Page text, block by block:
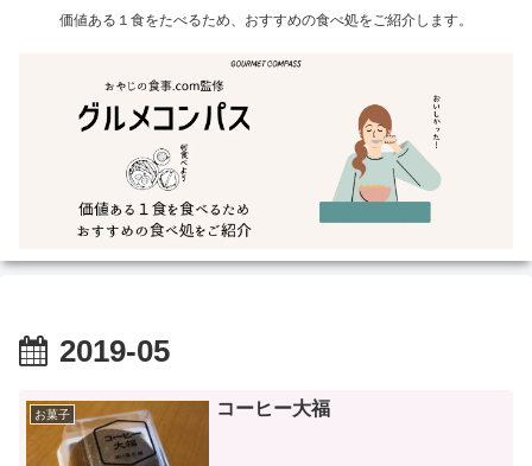
価値ある１食をたべるため、おすすめの食べ処をご紹介します。
2019-05
お菓子 コーヒー大福